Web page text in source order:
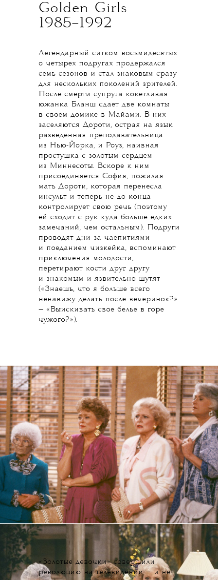
Golden Girls
1985–1992
Легендарный ситком восьмидесятых
о четырех подругах продержался
семь сезонов и стал знаковым сразу
для нескольких поколений зрителей.
После смерти супруга кокетливая
южанка Бланш сдает две комнаты
в своем домике в Майами. В них
заселяются Дороти, острая на язык
разведенная преподавательница
из Нью-Йорка, и Роуз, наивная
простушка с золотым сердцем
из Миннесоты. Вскоре к ним
присоединяется София, пожилая
мать Дороти, которая перенесла
инсульт и теперь не до конца
контролирует свою речь (поэтому
ей сходит с рук куда больше едких
замечаний, чем остальным). Подруги
проводят дни за чаепитиями
и поеданием чизкейка, вспоминают
приключения молодости,
перетирают кости друг другу
и знакомым и язвительно шутят
(«Знаешь, что я больше всего
ненавижу делать после вечеринок?»
— «Выискивать свое белье в горе
чужого?»).
«Золотые девочки» совершили
революцию на телевидении — и не